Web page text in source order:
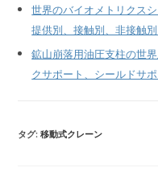
世界のバイオメトリクス
提供別、接触別、非接触
鉱山崩落用油圧支柱の世
クサポート、シールドサポ
タグ:移動式クレーン